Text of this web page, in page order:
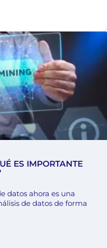
ES IMPORTANTE
datos ahora es una
de datos de forma